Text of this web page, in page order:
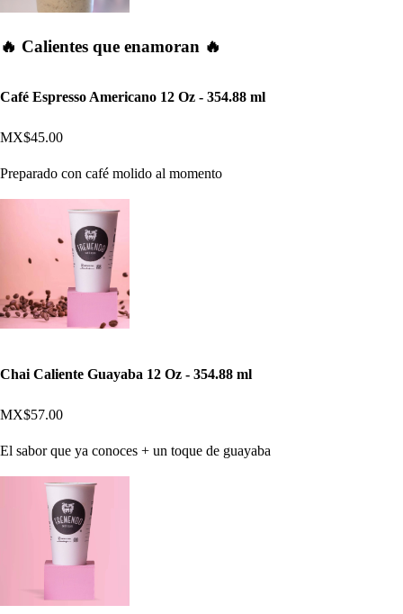
🔥 Calientes que enamoran 🔥
Café Espresso Americano 12 Oz - 354.88 ml
MX$45.00
Preparado con café molido al momento
Chai Caliente Guayaba 12 Oz - 354.88 ml
MX$57.00
El sabor que ya conoces + un toque de guayaba